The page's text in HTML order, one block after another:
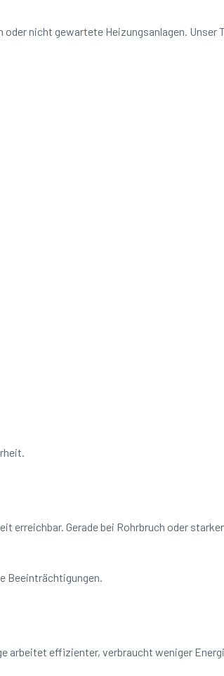
nicht gewartete Heizungsanlagen. Unser
erreichbar. Gerade bei Rohrbruch oder
Beeinträchtigungen.
arbeitet effizienter, verbraucht weniger